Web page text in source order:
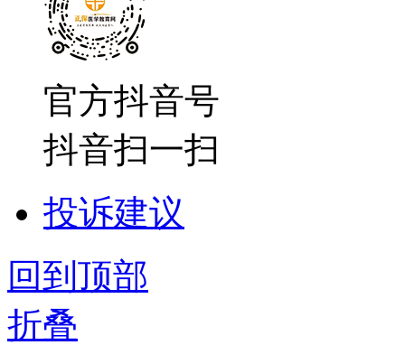
官方抖音号
抖音扫一扫
投诉建议
回到顶部
折叠